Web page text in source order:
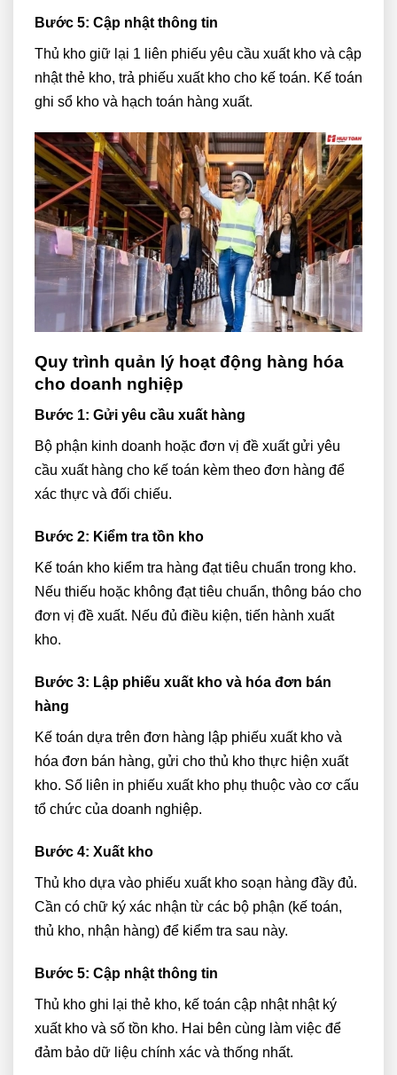
Bước 5: Cập nhật thông tin
Thủ kho giữ lại 1 liên phiếu yêu cầu xuất kho và cập
nhật thẻ kho, trả phiếu xuất kho cho kế toán. Kế toán
ghi sổ kho và hạch toán hàng xuất.
Quy trình quản lý hoạt động hàng hóa
cho doanh nghiệp
Bước 1: Gửi yêu cầu xuất hàng
Bộ phận kinh doanh hoặc đơn vị đề xuất gửi yêu
cầu xuất hàng cho kế toán kèm theo đơn hàng để
xác thực và đối chiếu.
Bước 2: Kiểm tra tồn kho
Kế toán kho kiểm tra hàng đạt tiêu chuẩn trong kho.
Nếu thiếu hoặc không đạt tiêu chuẩn, thông báo cho
đơn vị đề xuất. Nếu đủ điều kiện, tiến hành xuất
kho.
Bước 3: Lập phiếu xuất kho và hóa đơn bán
hàng
Kế toán dựa trên đơn hàng lập phiếu xuất kho và
hóa đơn bán hàng, gửi cho thủ kho thực hiện xuất
kho. Số liên in phiếu xuất kho phụ thuộc vào cơ cấu
tổ chức của doanh nghiệp.
Bước 4: Xuất kho
Thủ kho dựa vào phiếu xuất kho soạn hàng đầy đủ.
Cần có chữ ký xác nhận từ các bộ phận (kế toán,
thủ kho, nhận hàng) để kiểm tra sau này.
Bước 5: Cập nhật thông tin
Thủ kho ghi lại thẻ kho, kế toán cập nhật nhật ký
xuất kho và số tồn kho. Hai bên cùng làm việc để
đảm bảo dữ liệu chính xác và thống nhất.